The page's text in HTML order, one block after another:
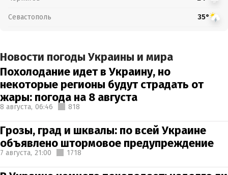
Севастополь 35°
Новости погоды Украины и мира
Похолодание идет в Украину, но
некоторые регионы будут страдать от
жары: погода на 8 августа
8 августа, 06:46 818
Грозы, град и шквалы: по всей Украине
объявлено штормовое предупреждение
7 августа, 21:00 1718